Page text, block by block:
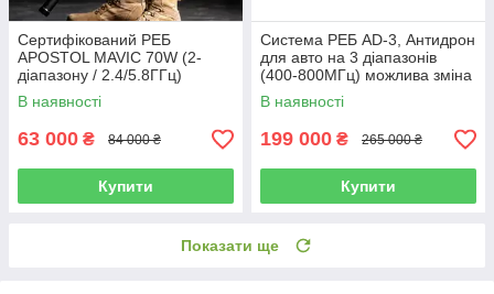
Сертифікований РЕБ
APOSTOL MAVIC 70W (2-
діапазону / 2.4/5.8ГГц)
Мобільна РЕБ система
В наявності
63 000 ₴ 84 000 ₴
Купити
Система РЕБ AD-3, Антидрон
для авто на 3 діапазонів
(400-800МГц) можлива зміна
частот
В наявності
199 000 ₴ 265 000 ₴
Купити
Показати ще